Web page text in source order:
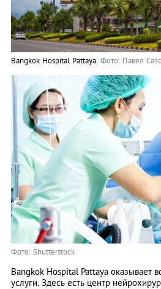
Bangkok Hospital Pattaya. Фото: Павел
Фото: Shutterstock
Bangkok Hospital Pattaya оказывает
услуги. Здесь есть центр